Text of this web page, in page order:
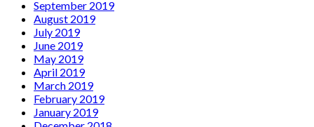
September 2019
August 2019
July 2019
June 2019
May 2019
April 2019
March 2019
February 2019
January 2019